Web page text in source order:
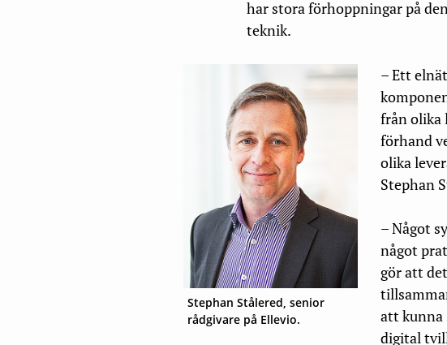
har stora förhoppningar på
teknik.
Stephan Stålered, senior
rådgivare på Ellevio.
– Ett
från olika
förhand
olika
Stephan
– Något
något
gör att
att kunna
digital